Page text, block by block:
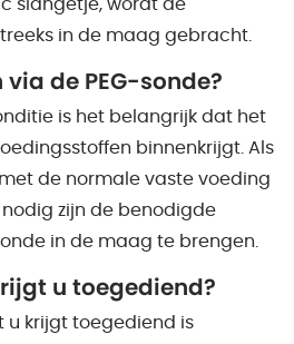
slangetje, wordt de
in de maag gebracht.
de PEG-sonde?
is het belangrijk dat het
binnenkrijgt. Als
de normale vaste voeding
zijn de benodigde
in de maag te brengen.
u toegediend?
u krijgt toegediend is